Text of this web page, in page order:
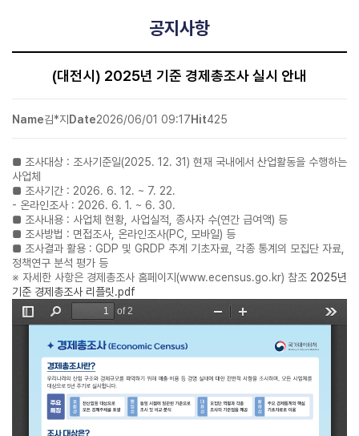
공지사항
(대전시) 2025년 기준 경제총조사 실시 안내
Name김*지 Date2026/06/01 09:17Hit425
■ 조사대상 : 조사기준일(2025. 12. 31) 현재 국내에서 산업활동을 수행하는
사업체
■ 조사기간 : 2026. 6. 12. ~ 7. 22.
- 온라인조사 : 2026. 6. 1. ~ 6. 30.
■ 조사내용 : 사업체 현황, 사업실적, 종사자 수(연간 급여액) 등
■ 조사방법 : 면접조사, 온라인조사(PC, 모바일) 등
■ 조사결과 활용 : GDP 및 GRDP 추계 기초자료, 각종 통계의 모집단 자료,
정책연구 분석 평가 등
※ 자세한 사항은 경제총조사 홈페이지(www.ecensus.go.kr) 참조 2025년
기준 경제총조사 리플릿.pdf